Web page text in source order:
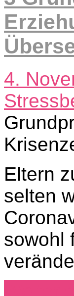
4.
Eltern
selten
sowohl